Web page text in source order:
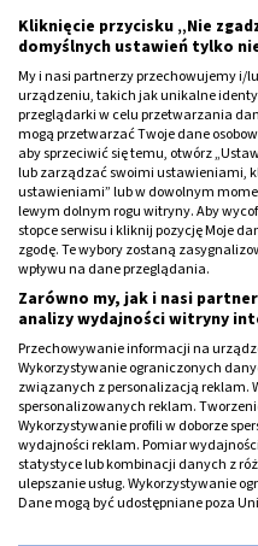
właściwe leczenie.
Reklama
Domowe
Kliknięcie przycisku „Nie
domyślnych ustawień tylko
My i nasi partnerzy przechowujemy i/
urządzeniu, takich jak unikalne
przeglądarki w celu przetwarzania
mogą przetwarzać Twoje dane
aby sprzeciwić się temu, otwórz
lub zarządzać swoimi ustawieniami,
ustawieniami” lub w dowolnym
lewym dolnym rogu witryny. Aby
stopce serwisu i kliknij pozycję Moje
zgodę. Te wybory zostaną
wpływu na dane przeglądania.
Zarówno my, jak i nasi
analizy wydajności witryny
Przechowywanie informacji na
Wykorzystywanie ograniczonych
związanych z personalizacją reklam.
spersonalizowanych reklam.
Wykorzystywanie profili w doborze
wydajności reklam. Pomiar
statystyce lub kombinacji danych z
ulepszanie usług. Wykorzystywanie
Dane mogą być udostępniane poza